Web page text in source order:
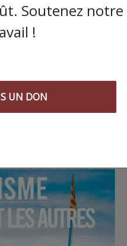
Soutenez notre
!
UN DON